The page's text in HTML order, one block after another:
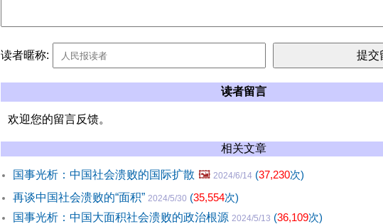
读者暱称:
读者留言
欢迎您的留言反馈。
相关文章
国事光析：中国社会溃败的国际扩散 🖼️ 2024/6/14 (37,230次)
再谈中国社会溃败的“面积” 2024/5/30 (35,554次)
国事光析：中国大面积社会溃败的政治根源 2024/5/13 (36,109次)